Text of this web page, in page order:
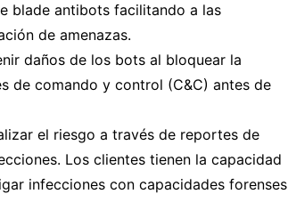
blade antibots facilitando a las
de amenazas.
daños de los bots al bloquear la
de comando y control (C&C) antes de
el riesgo a través de reportes de
Los clientes tienen la capacidad
infecciones con capacidades forenses